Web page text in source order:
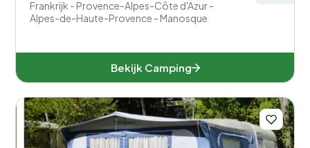
Frankrijk - Provence-Alpes-Côte d'Azur -
Alpes-de-Haute-Provence - Manosque
Bekijk Camping